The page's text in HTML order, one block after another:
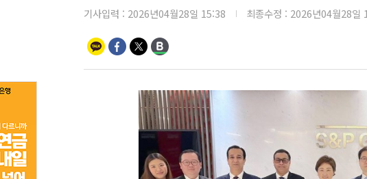
기사입력 : 2026년04월28일 15:38 최종수정 : 2026년04월28일